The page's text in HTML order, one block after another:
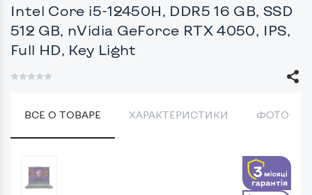
Intel Core i5-12450H, DDR5 16 GB, SSD
512 GB, nVidia GeForce RTX 4050, IPS,
Full HD, Key Light
ВСЕ О ТОВАРЕ ХАРАКТЕРИСТИКИ ФОТО